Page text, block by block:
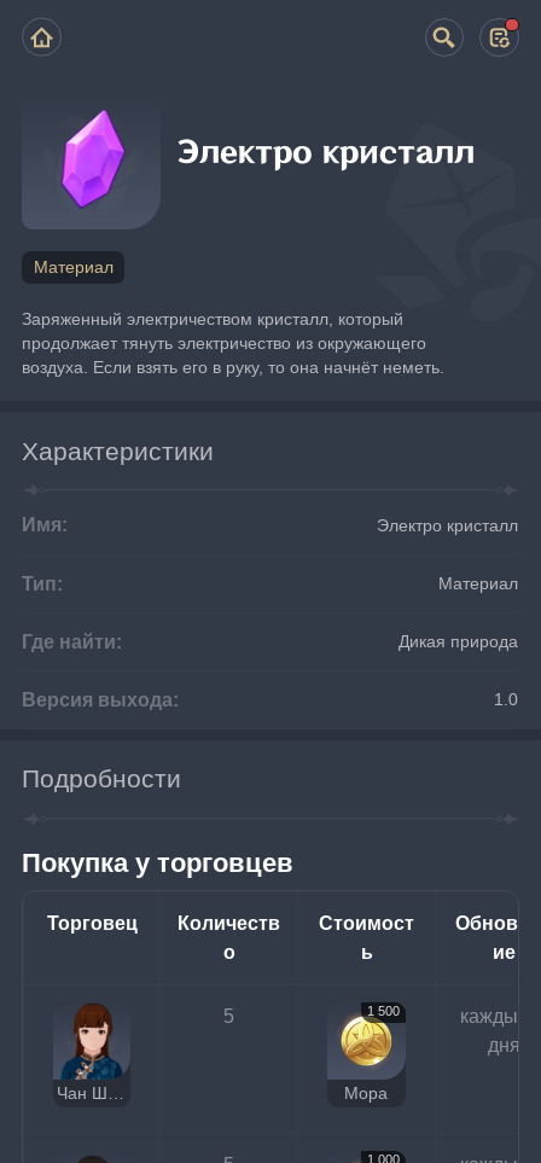
Электро кристалл
Материал
Заряженный электричеством кристалл, который
продолжает тянуть электричество из окружающего
воздуха. Если взять его в руку, то она начнёт неметь.
Характеристики
Имя: Электро кристалл
Тип: Материал
Где найти: Дикая природа
Версия выхода: 1.0
Подробности
Покупка у торговцев
Торговец
Количеств
о
Стоимост
ь
ие
5 1 500
Мора
каждые
дня
1 000